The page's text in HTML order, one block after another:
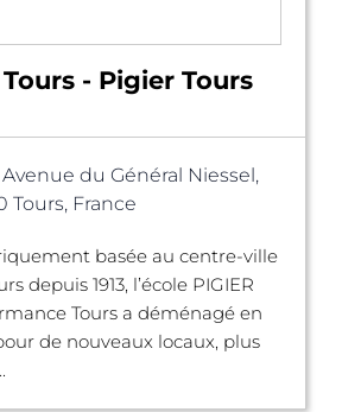
Tours - Pigier Tours
Avenue du Général Niessel,
Tours, France
basée au centre-ville
depuis 1913, l’école PIGIER
Tours a déménagé en
de nouveaux locaux, plus